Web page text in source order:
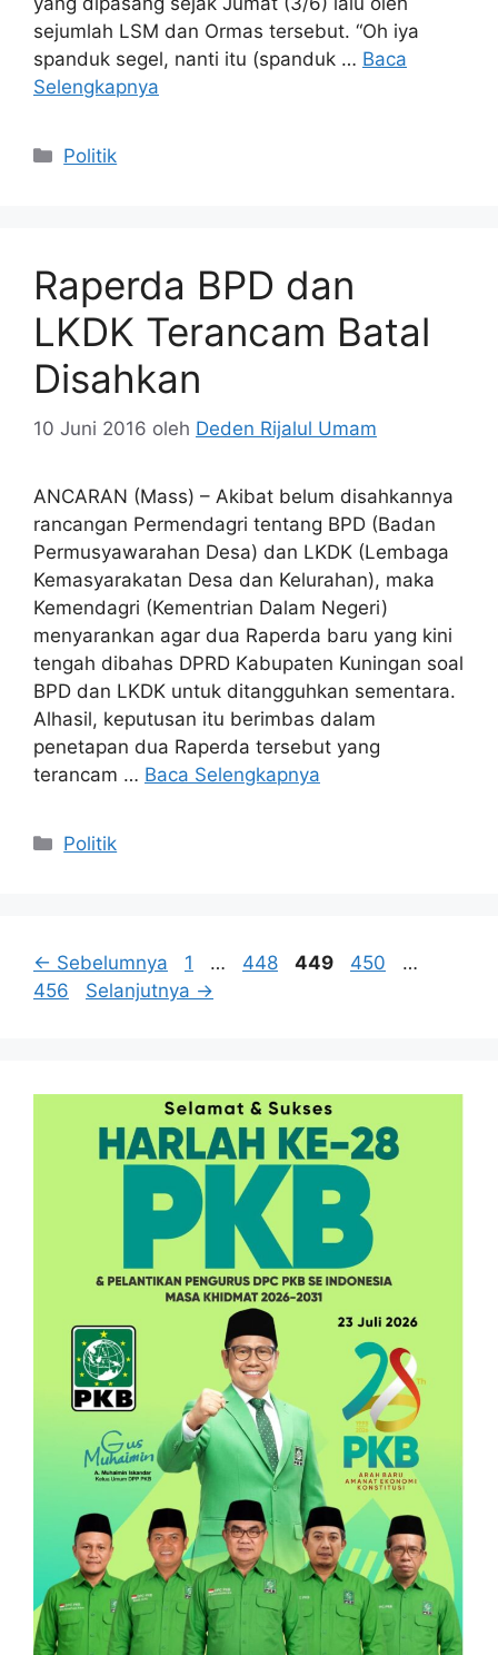
sejumlah LSM dan Ormas tersebut. “Oh iya
spanduk segel, nanti itu (spanduk … Baca
Selengkapnya
Kategori
Politik
Raperda BPD dan
LKDK Terancam Batal
Disahkan
10 Juni 2016 oleh Deden Rijalul Umam
ANCARAN (Mass) – Akibat belum disahkannya
rancangan Permendagri tentang BPD (Badan
Permusyawarahan Desa) dan LKDK (Lembaga
Kemasyarakatan Desa dan Kelurahan), maka
Kemendagri (Kementrian Dalam Negeri)
menyarankan agar dua Raperda baru yang kini
tengah dibahas DPRD Kabupaten Kuningan soal
BPD dan LKDK untuk ditangguhkan sementara.
Alhasil, keputusan itu berimbas dalam
penetapan dua Raperda tersebut yang
terancam … Baca Selengkapnya
Kategori
Politik
← Sebelumnya Halaman
1 … Halaman
448 Halaman
449 Halaman
450 …
456
Selanjutnya →